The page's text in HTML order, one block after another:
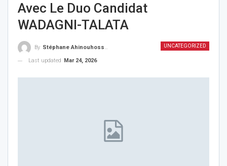
Avec Le Duo Candidat
WADAGNI-TALATA
UNCATEGORIZED
By Stéphane Ahinouhossou
Last updated
Mar 24, 2026